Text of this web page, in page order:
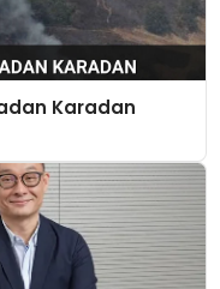
Karadan